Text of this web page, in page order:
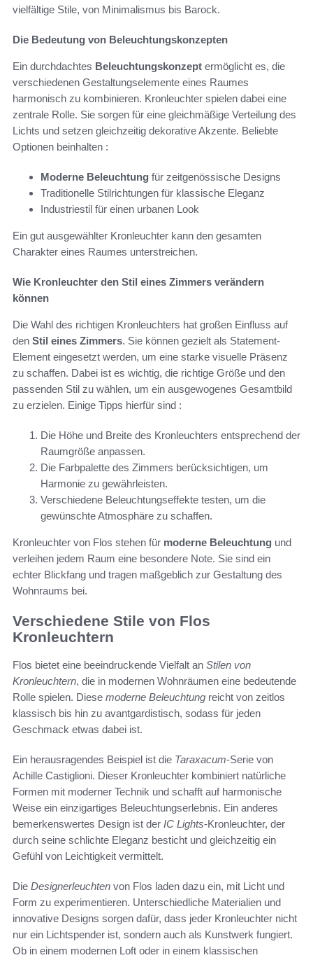
vielfältige Stile, von Minimalismus bis Barock.
Die Bedeutung von Beleuchtungskonzepten
Ein durchdachtes Beleuchtungskonzept ermöglicht es, die
verschiedenen Gestaltungselemente eines Raumes
harmonisch zu kombinieren. Kronleuchter spielen dabei eine
zentrale Rolle. Sie sorgen für eine gleichmäßige Verteilung des
Lichts und setzen gleichzeitig dekorative Akzente. Beliebte
Optionen beinhalten :
Moderne Beleuchtung für zeitgenössische Designs
Traditionelle Stilrichtungen für klassische Eleganz
Industriestil für einen urbanen Look
Ein gut ausgewählter Kronleuchter kann den gesamten
Charakter eines Raumes unterstreichen.
Wie Kronleuchter den Stil eines Zimmers verändern
können
Die Wahl des richtigen Kronleuchters hat großen Einfluss auf
den Stil eines Zimmers. Sie können gezielt als Statement-
Element eingesetzt werden, um eine starke visuelle Präsenz
zu schaffen. Dabei ist es wichtig, die richtige Größe und den
passenden Stil zu wählen, um ein ausgewogenes Gesamtbild
zu erzielen. Einige Tipps hierfür sind :
Die Höhe und Breite des Kronleuchters entsprechend der
Raumgröße anpassen.
Die Farbpalette des Zimmers berücksichtigen, um
Harmonie zu gewährleisten.
Verschiedene Beleuchtungseffekte testen, um die
gewünschte Atmosphäre zu schaffen.
Kronleuchter von Flos stehen für moderne Beleuchtung und
verleihen jedem Raum eine besondere Note. Sie sind ein
echter Blickfang und tragen maßgeblich zur Gestaltung des
Wohnraums bei.
Verschiedene Stile von Flos
Kronleuchtern
Flos bietet eine beeindruckende Vielfalt an Stilen von
Kronleuchtern, die in modernen Wohnräumen eine bedeutende
Rolle spielen. Diese moderne Beleuchtung reicht von zeitlos
klassisch bis hin zu avantgardistisch, sodass für jeden
Geschmack etwas dabei ist.
Ein herausragendes Beispiel ist die Taraxacum-Serie von
Achille Castiglioni. Dieser Kronleuchter kombiniert natürliche
Formen mit moderner Technik und schafft auf harmonische
Weise ein einzigartiges Beleuchtungserlebnis. Ein anderes
bemerkenswertes Design ist der IC Lights-Kronleuchter, der
durch seine schlichte Eleganz besticht und gleichzeitig ein
Gefühl von Leichtigkeit vermittelt.
Die Designerleuchten von Flos laden dazu ein, mit Licht und
Form zu experimentieren. Unterschiedliche Materialien und
innovative Designs sorgen dafür, dass jeder Kronleuchter nicht
nur ein Lichtspender ist, sondern auch als Kunstwerk fungiert.
Ob in einem modernen Loft oder in einem klassischen